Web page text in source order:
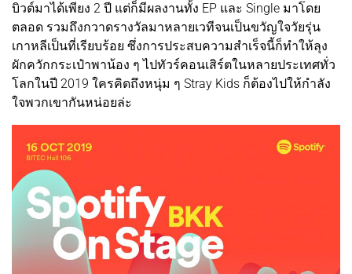
บิวต์มาได้เพียง 2 ปี แต่ก็มีผลงานทั้ง EP และ Single มาโดย
ตลอด รวมถึงกวาดรางวัลมาหลายเวทีจนเป็นขวัญใจวัยรุ่น
เกาหลีเป็นที่เรียบร้อย ซึ่งการประสบความสำเร็จนี้ก็ทำให้ลุง
ผักควักกระเป๋าพาน้อง ๆ ไปทัวร์คอนเสิร์ตในหลายประเทศทั่ว
โลกในปี 2019 ใครคิดถึงหนุ่ม ๆ Stray Kids ก็ต้องไปให้กำลัง
ใจพวกเขากันหน่อยล่ะ